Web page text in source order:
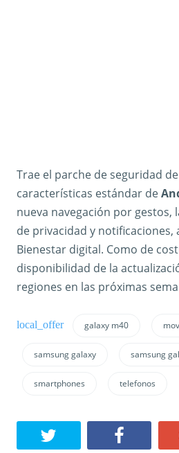
Trae el parche de seguridad
características estándar de
nueva navegación por gestos,
de privacidad y notificaciones,
Bienestar digital. Como de
disponibilidad de la
regiones en las próximas
galaxy m40
samsung galaxy samsung
smartphones telefonos